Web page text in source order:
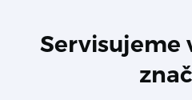
Servisujeme